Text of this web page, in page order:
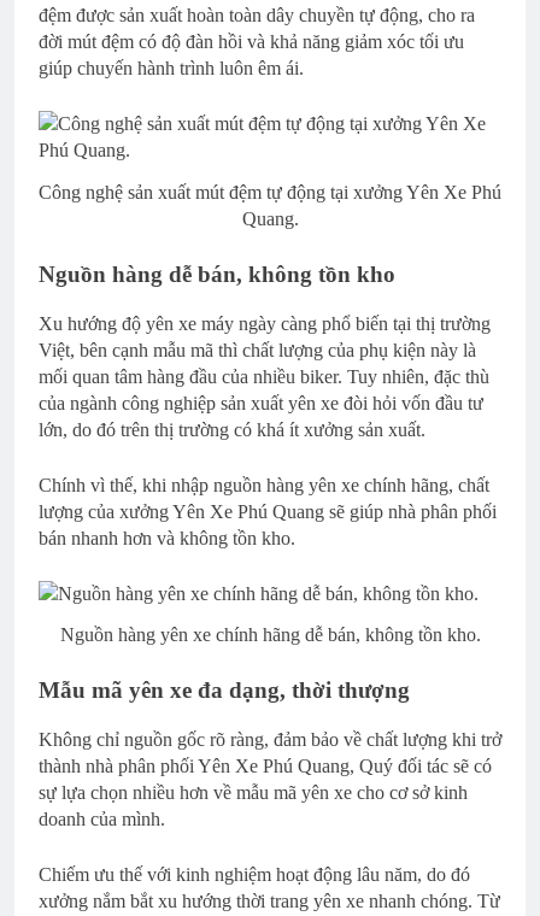
đệm được sản xuất hoàn toàn dây chuyền tự động, cho ra
đời mút đệm có độ đàn hồi và khả năng giảm xóc tối ưu
giúp chuyến hành trình luôn êm ái.
Công nghệ sản xuất mút đệm tự động tại xưởng Yên Xe Phú
Quang.
Nguồn hàng dễ bán, không tồn kho
Xu hướng độ yên xe máy ngày càng phổ biến tại thị trường
Việt, bên cạnh mẫu mã thì chất lượng của phụ kiện này là
mối quan tâm hàng đầu của nhiều biker. Tuy nhiên, đặc thù
của ngành công nghiệp sản xuất yên xe đòi hỏi vốn đầu tư
lớn, do đó trên thị trường có khá ít xưởng sản xuất.
Chính vì thế, khi nhập nguồn hàng yên xe chính hãng, chất
lượng của xưởng Yên Xe Phú Quang sẽ giúp nhà phân phối
bán nhanh hơn và không tồn kho.
Nguồn hàng yên xe chính hãng dễ bán, không tồn kho.
Mẫu mã yên xe đa dạng, thời thượng
Không chỉ nguồn gốc rõ ràng, đảm bảo về chất lượng khi trở
thành nhà phân phối Yên Xe Phú Quang, Quý đối tác sẽ có
sự lựa chọn nhiều hơn về mẫu mã yên xe cho cơ sở kinh
doanh của mình.
Chiếm ưu thế với kinh nghiệm hoạt động lâu năm, do đó
xưởng nắm bắt xu hướng thời trang yên xe nhanh chóng. Từ